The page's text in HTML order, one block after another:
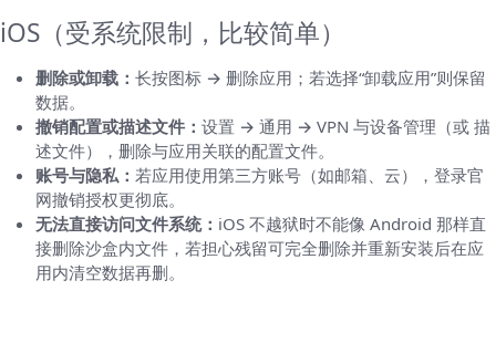
iOS（受系统限制，比较简单）
删除或卸载： 长按图标 → 删除应用；若选择“卸载应用”则保留
数据。
撤销配置或描述文件： 设置 → 通用 → VPN 与设备管理（或 描
述文件），删除与应用关联的配置文件。
账号与隐私： 若应用使用第三方账号（如邮箱、云），登录官
网撤销授权更彻底。
无法直接访问文件系统： iOS 不越狱时不能像 Android 那样直
接删除沙盒内文件，若担心残留可完全删除并重新安装后在应
用内清空数据再删。